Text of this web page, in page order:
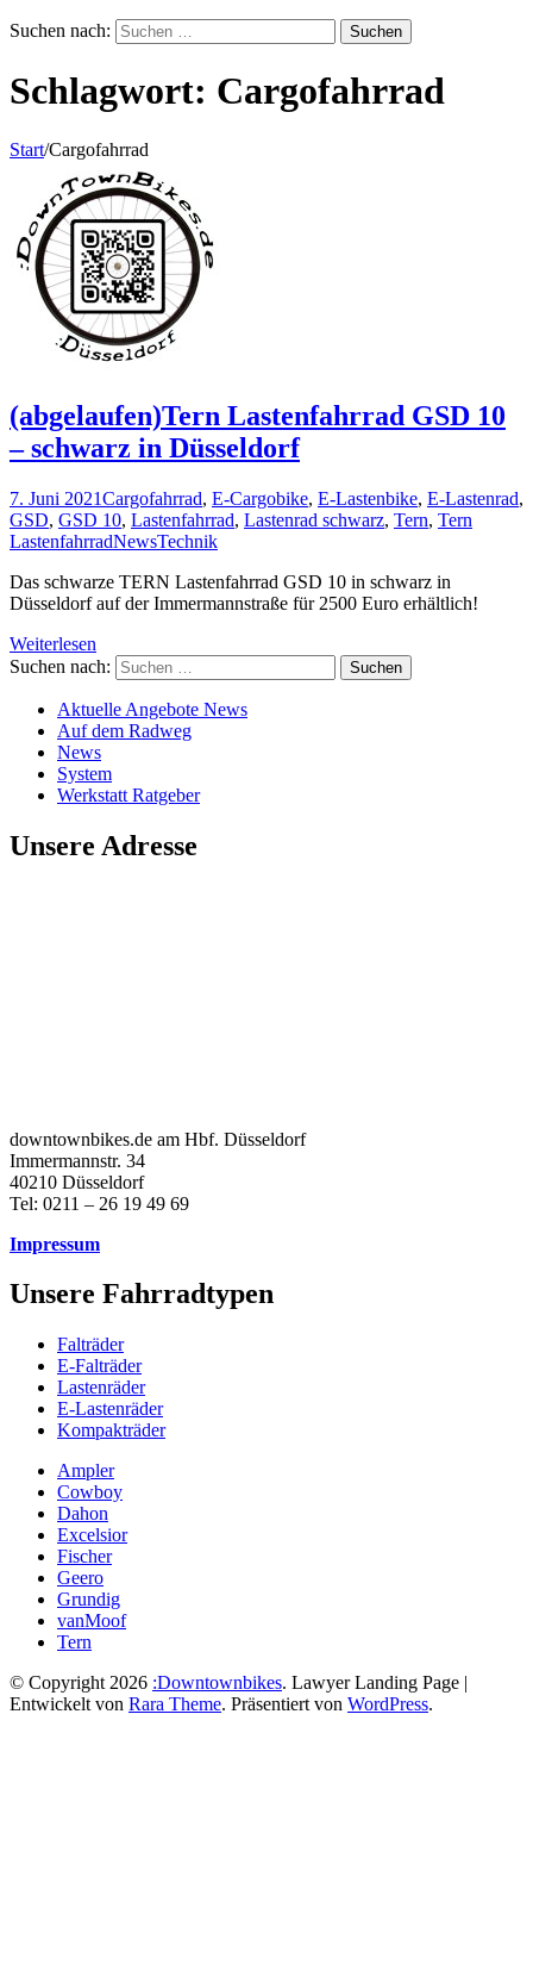
Suchen nach:
Schlagwort: Cargofahrrad
Start/Cargofahrrad
(abgelaufen)Tern Lastenfahrrad GSD 10
– schwarz in Düsseldorf
7. Juni 2021Cargofahrrad, E-Cargobike, E-Lastenbike, E-Lastenrad,
GSD, GSD 10, Lastenfahrrad, Lastenrad schwarz, Tern, Tern
LastenfahrradNewsTechnik
Das schwarze TERN Lastenfahrrad GSD 10 in schwarz in
Düsseldorf auf der Immermannstraße für 2500 Euro erhältlich!
Weiterlesen
Suchen nach:
Aktuelle Angebote News
Auf dem Radweg
News
System
Werkstatt Ratgeber
Unsere Adresse
downtownbikes.de am Hbf. Düsseldorf
Immermannstr. 34
40210 Düsseldorf
Tel: 0211 – 26 19 49 69
Impressum
Unsere Fahrradtypen
Falträder
E-Falträder
Lastenräder
E-Lastenräder
Kompakträder
Ampler
Cowboy
Dahon
Excelsior
Fischer
Geero
Grundig
vanMoof
Tern
© Copyright 2026 :Downtownbikes. Lawyer Landing Page |
Entwickelt von Rara Theme. Präsentiert von WordPress.